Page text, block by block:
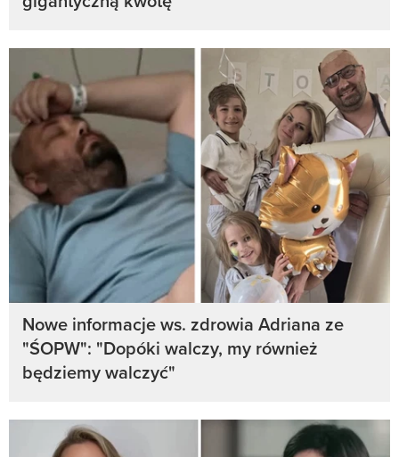
Nowe informacje ws. zdrowia Adriana ze
"ŚOPW": "Dopóki walczy, my również
będziemy walczyć"